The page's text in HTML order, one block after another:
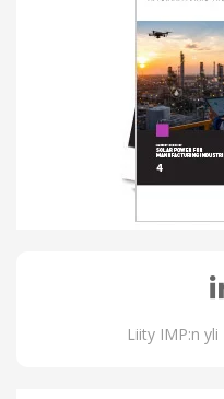
Liity IMP:n